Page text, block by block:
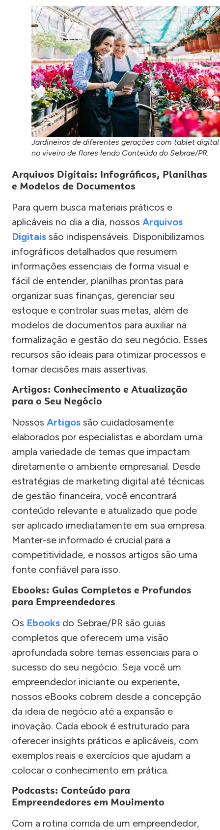
Jardineiros de diferentes gerações com tablet digital
no viveiro de flores lendo Conteúdo do Sebrae/PR.
Arquivos Digitais: Infográficos, Planilhas
e Modelos de Documentos
Para quem busca materiais práticos e
aplicáveis no dia a dia, nossos Arquivos
Digitais são indispensáveis. Disponibilizamos
infográficos detalhados que resumem
informações essenciais de forma visual e
fácil de entender, planilhas prontas para
organizar suas finanças, gerenciar seu
estoque e controlar suas metas, além de
modelos de documentos para auxiliar na
formalização e gestão do seu negócio. Esses
recursos são ideais para otimizar processos e
tomar decisões mais assertivas.
Artigos: Conhecimento e Atualização
para o Seu Negócio
Nossos Artigos são cuidadosamente
elaborados por especialistas e abordam uma
ampla variedade de temas que impactam
diretamente o ambiente empresarial. Desde
estratégias de marketing digital até técnicas
de gestão financeira, você encontrará
conteúdo relevante e atualizado que pode
ser aplicado imediatamente em sua empresa.
Manter-se informado é crucial para a
competitividade, e nossos artigos são uma
fonte confiável para isso.
Ebooks: Guias Completos e Profundos
para Empreendedores
Os Ebooks do Sebrae/PR são guias
completos que oferecem uma visão
aprofundada sobre temas essenciais para o
sucesso do seu negócio. Seja você um
empreendedor iniciante ou experiente,
nossos eBooks cobrem desde a concepção
da ideia de negócio até a expansão e
inovação. Cada ebook é estruturado para
oferecer insights práticos e aplicáveis, com
exemplos reais e exercícios que ajudam a
colocar o conhecimento em prática.
Podcasts: Conteúdo para
Empreendedores em Movimento
Com a rotina corrida de um empreendedor,